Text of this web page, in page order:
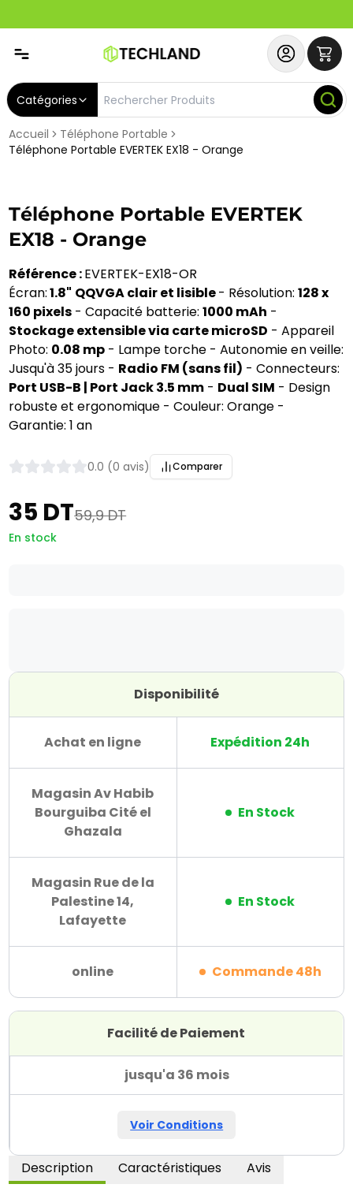
Catégories
Accueil
Téléphone Portable
Téléphone Portable EVERTEK EX18 - Orange
Téléphone Portable EVERTEK
EX18 - Orange
Référence :EVERTEK-EX18-OR
Écran:1.8" QQVGA clair et lisible- Résolution:128 x
160 pixels - Capacité batterie:1000 mAh -
Stockage extensible via carte microSD - Appareil
Photo: 0.08 mp - Lampe torche - Autonomie en veille:
Jusqu'à 35 jours - Radio FM (sans fil) - Connecteurs:
Port USB-B | Port Jack 3.5 mm - Dual SIM - Design
robuste et ergonomique - Couleur: Orange -
Garantie: 1 an
0.0 (0 avis) Comparer
35 DT59,9 DT
En stock
Disponibilité
Achat en ligne Expédition 24h
Magasin Av Habib
Bourguiba Cité el
Ghazala
En Stock
Magasin Rue de la
Palestine 14,
Lafayette
En Stock
online Commande 48h
Facilité de Paiement
jusqu'a 36 mois
Voir Conditions
Description Caractéristiques Avis